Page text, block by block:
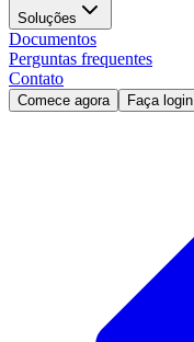
Soluções
Documentos
Perguntas frequentes
Contato
Comece agora Faça login